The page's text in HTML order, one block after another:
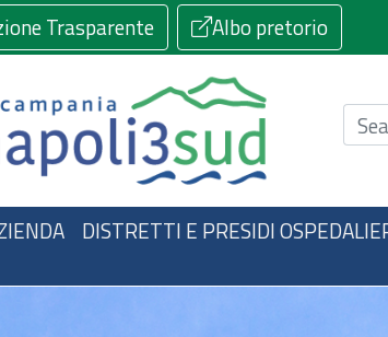
Trasparente Albo pretorio
DISTRETTI E PRESIDI